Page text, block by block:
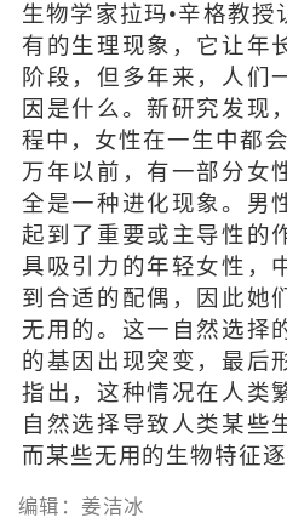
生物学家拉玛•辛格教
有的生理现象，它让年
阶段，但多年来，人们
因是什么。新研究发现
程中，女性在一生中都
万年以前，有一部分女
全是一种进化现象。男
起到了重要或主导性的
具吸引力的年轻女性，
到合适的配偶，因此她
无用的。这一自然选择
的基因出现突变，最后
指出，这种情况在人类
自然选择导致人类某些
而某些无用的生物特征逐
编辑：姜洁冰